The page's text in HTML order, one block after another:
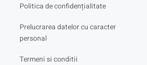
Politica de confidențialitate
Prelucrarea datelor cu caracter
personal
Termeni si conditii